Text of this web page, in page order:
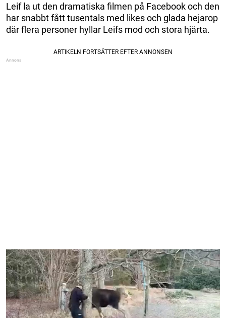
Leif la ut den dramatiska filmen på Facebook och den
har snabbt fått tusentals med likes och glada hejarop
där flera personer hyllar Leifs mod och stora hjärta.